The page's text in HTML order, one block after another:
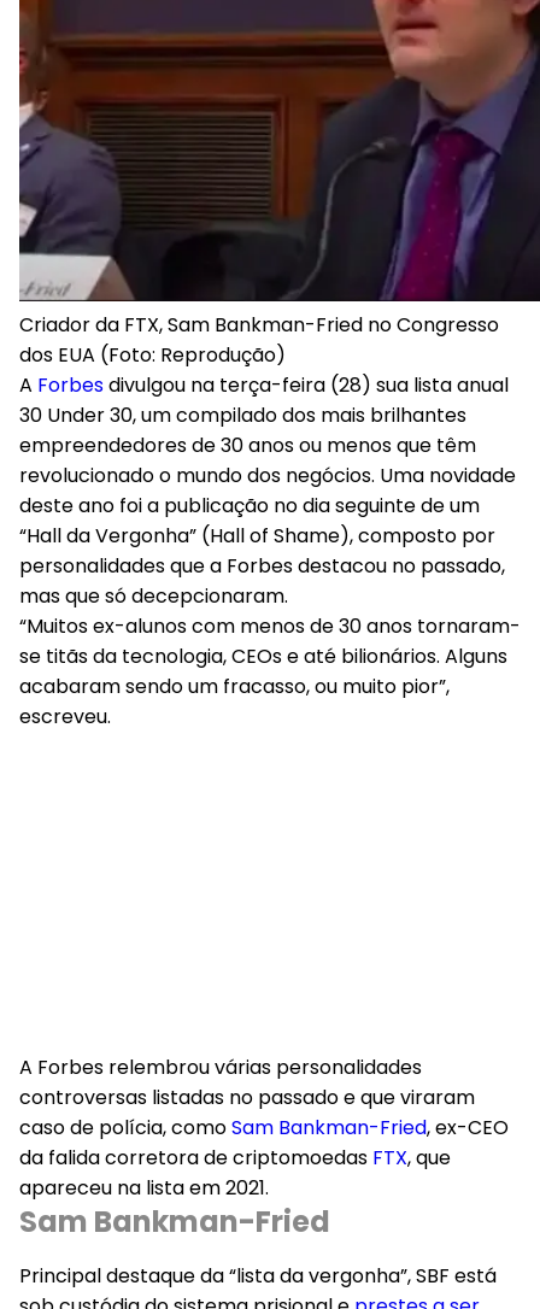
Criador da FTX, Sam Bankman-Fried no Congresso
dos EUA (Foto: Reprodução)
A Forbesdivulgou na terça-feira (28) sua lista anual
30 Under 30, um compilado dos mais brilhantes
empreendedores de 30 anos ou menos que têm
revolucionado o mundo dos negócios. Uma novidade
deste ano foi a publicação no dia seguinte de um
“Hall da Vergonha” (Hall of Shame), composto por
personalidades que a Forbes destacou no passado,
mas que só decepcionaram.
“Muitos ex-alunos com menos de 30 anos tornaram-
se titãs da tecnologia, CEOs e até bilionários. Alguns
acabaram sendo um fracasso, ou muito pior”,
escreveu.
A Forbes relembrou várias personalidades
controversas listadas no passado e que viraram
caso de polícia, comoSam Bankman-Fried, ex-CEO
da falida corretora de criptomoedas FTX, que
apareceu na lista em 2021.
Sam Bankman-Fried
Principal destaque da “lista da vergonha”, SBF está